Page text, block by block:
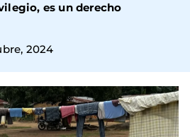
es un derecho
2024